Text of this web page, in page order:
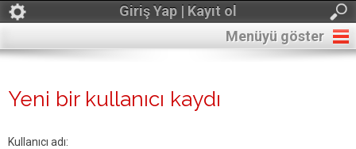
Giriş Yap | Kayıt ol
Menüyü göster
Yeni bir kullanıcı kaydı
Kullanıcı adı: